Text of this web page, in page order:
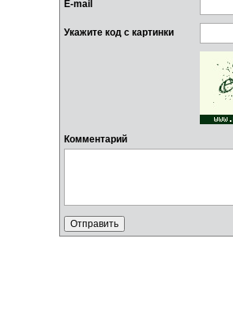
E-mail
Укажите код с картинки
Комментарий